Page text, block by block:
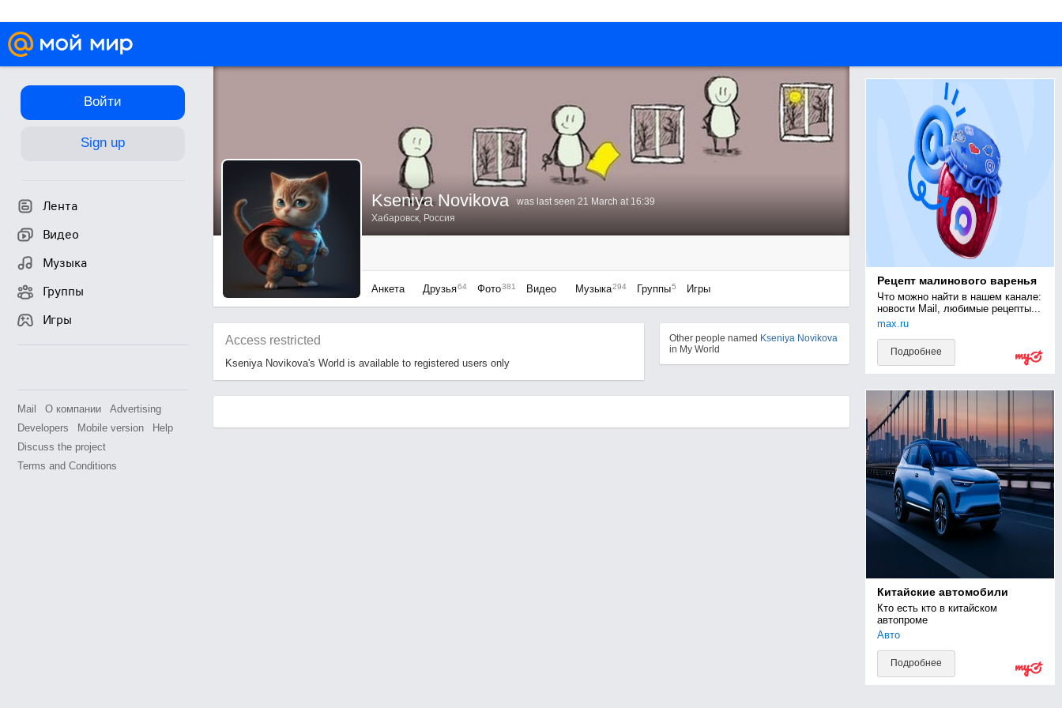
Войти
Sign up
Лента
Видео
Музыка
Группы
Игры
Mail О компании
Advertising
Developers
Mobile version
Help
Discuss the project
Terms and Conditions
Kseniya Novikova
was last seen 21 March at 16:39
Хабаровск, Россия
Анкета Друзья64 Фото381 Видео Музыка294 Группы5 Игры
Access restricted
Kseniya Novikova's World is available to registered users only
Рецепт малинового варенья
Что можно найти в нашем канале:
новости Mail, любимые рецепты...
max.ru
Подробнее
Китайские автомобили
Кто есть кто в китайском
автопроме
Авто
Подробнее
Other people named Kseniya Novikova
in My World